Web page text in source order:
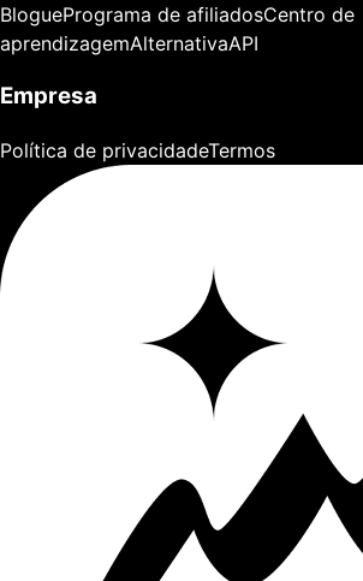
BloguePrograma de afiliadosCentro de
aprendizagemAlternativaAPI
Empresa
Política de privacidadeTermos